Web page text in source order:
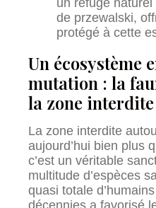
Un écosystème
mutation : la
la zone interdite
La zone interdite
aujourd’hui bien plus
c’est un véritable
multitude d’espèces
quasi totale
décennies a favorisé